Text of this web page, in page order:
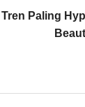
Tren Paling